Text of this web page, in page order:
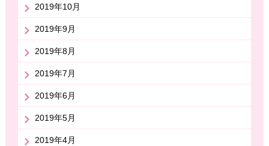
2019年10月
2019年9月
2019年8月
2019年7月
2019年6月
2019年5月
2019年4月